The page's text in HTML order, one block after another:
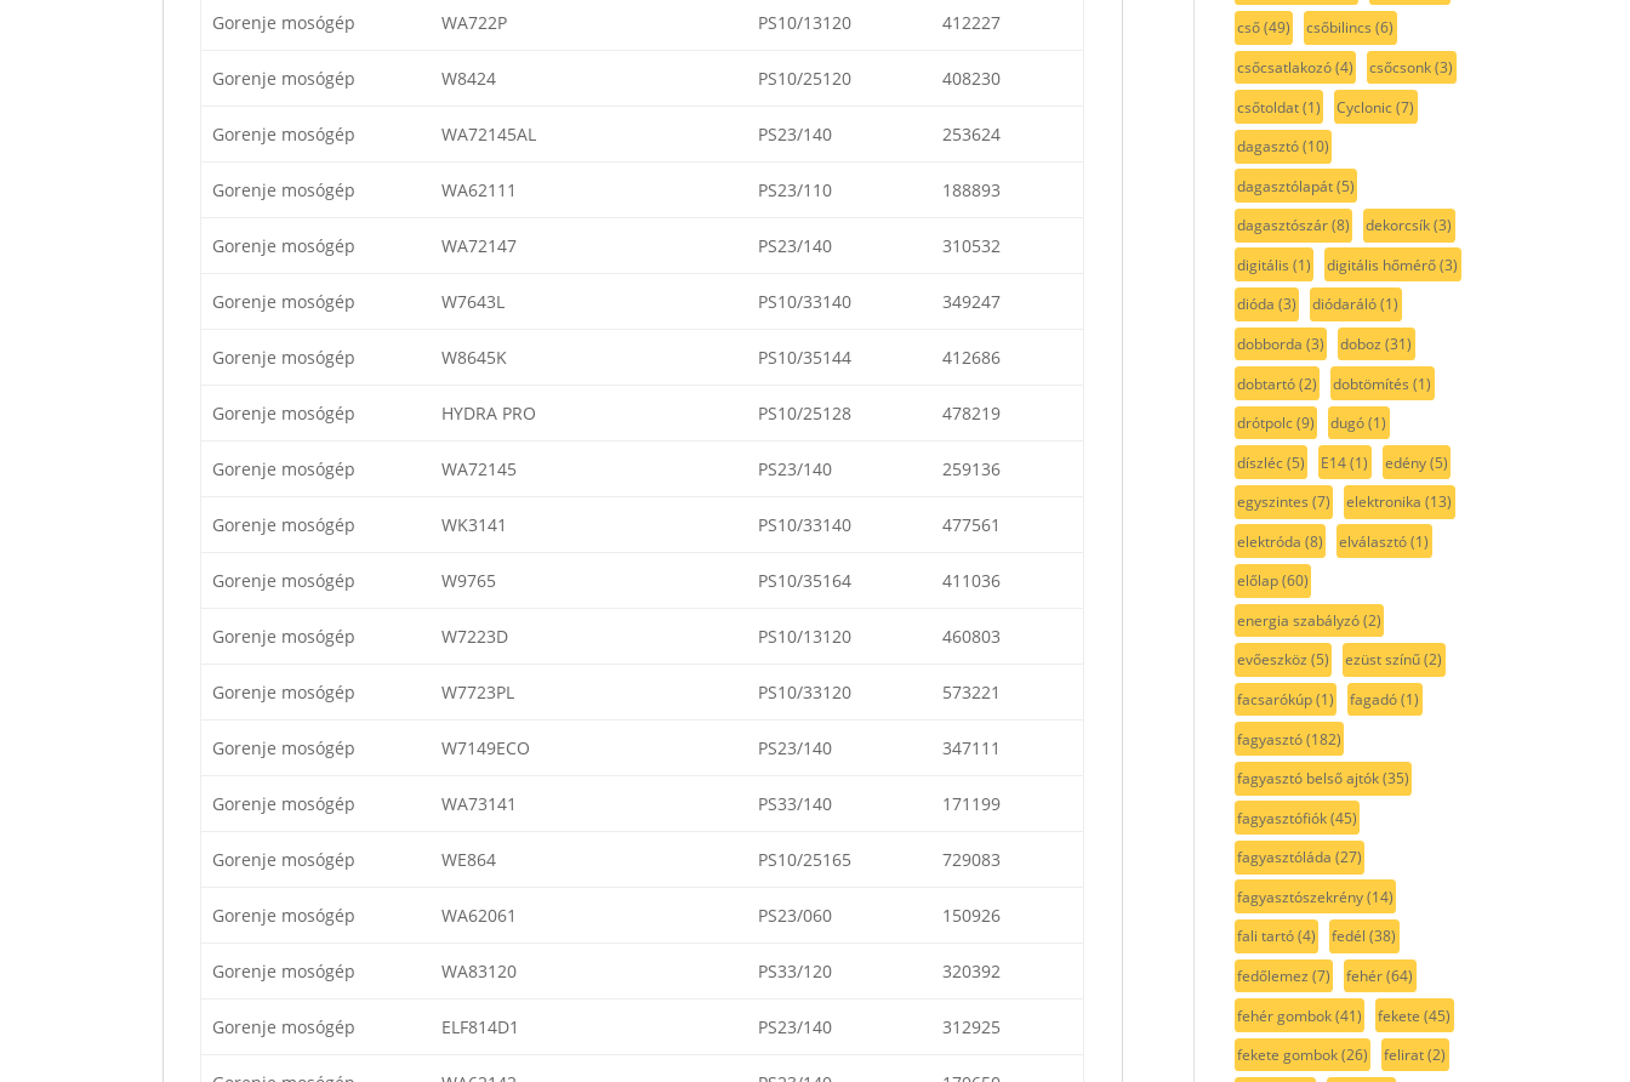
Gorenje mosógép WA722P PS10/13120 412227
Gorenje mosógép W8424 PS10/25120 408230
Gorenje mosógép WA72145AL PS23/140 253624
Gorenje mosógép WA62111 PS23/110 188893
Gorenje mosógép WA72147 PS23/140 310532
Gorenje mosógép W7643L PS10/33140 349247
Gorenje mosógép W8645K PS10/35144 412686
Gorenje mosógép HYDRA PRO PS10/25128 478219
Gorenje mosógép WA72145 PS23/140 259136
Gorenje mosógép WK3141 PS10/33140 477561
Gorenje mosógép W9765 PS10/35164 411036
Gorenje mosógép W7223D PS10/13120 460803
Gorenje mosógép W7723PL PS10/33120 573221
Gorenje mosógép W7149ECO PS23/140 347111
Gorenje mosógép WA73141 PS33/140 171199
Gorenje mosógép WE864 PS10/25165 729083
Gorenje mosógép WA62061 PS23/060 150926
Gorenje mosógép WA83120 PS33/120 320392
Gorenje mosógép ELF814D1 PS23/140 312925
cső(49) csőbilincs (6)
csőcsatlakozó(4) csőcsonk(3)
csőtoldat(1) Cyclonic(7)
dagasztó(10)
dagasztólapát(5)
dagasztószár(8) dekorcsík(3)
digitális (1) digitális hőmérő(3)
dióda (3) diódaráló(1)
dobborda (3) doboz (31)
dobtartó(2) dobtömítés (1)
drótpolc(9) dugó(1)
díszléc(5) E14(1) edény(5)
egyszintes (7) elektronika (13)
elektróda (8) elválasztó(1)
előlap(60)
energia szabályzó(2)
evőeszköz (5) ezüst színű(2)
facsarókúp(1) fagadó(1)
fagyasztó(182)
fagyasztó belső ajtók(35)
fagyasztófiók(45)
fagyasztóláda (27)
fagyasztószekrény(14)
fali tartó(4) fedél (38)
fedőlemez (7) fehér(64)
fehér gombok(41) fekete (45)
fekete gombok(26) felirat(2)